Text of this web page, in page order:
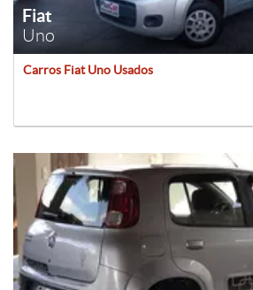
Fiat
Uno
Carros Fiat Uno Usados